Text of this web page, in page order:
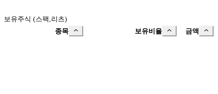
보유주식 (스팩,리츠)
종목
보유비율 금액